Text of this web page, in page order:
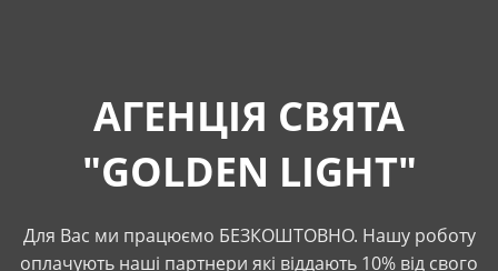
АГЕНЦІЯ СВЯТА
"GOLDEN LIGHT"
Для Вас ми працюємо БЕЗКОШТОВНО. Нашу роботу
оплачують наші партнери які віддають 10% від свого